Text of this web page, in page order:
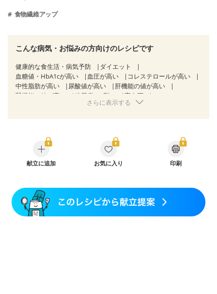
食物繊維アップ
こんな病気・お悩みの方向けのレシピです
健康的な食生活・病気予防
ダイエット
血糖値・HbA1cが高い
血圧が高い
コレステロールが高い
中性脂肪が高い
尿酸値が高い
肝機能の値が高い
腎機能の値が高い
糖尿病（2型）
高血圧
胃ポリープ
胆石症
糖尿病性腎症（第３期）
CKD（ステージ１）
CKD（ステージ２）
CKD（ステージ３a）
CKD（ステージ３b）
乳がん（抗がん剤治療中）
妊娠中(初期)
妊婦健診・血圧が気になる（初期）
妊婦健診・血糖値が気になる（初期）
さらに表示する
献立に追加 お気に入り 印刷